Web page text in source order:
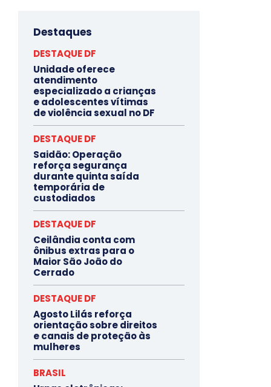
Destaques
DESTAQUE DF
Unidade oferece
atendimento
especializado a crianças
e adolescentes vítimas
de violência sexual no DF
DESTAQUE DF
Saidão: Operação
reforça segurança
durante quinta saída
temporária de
custodiados
DESTAQUE DF
Ceilândia conta com
ônibus extras para o
Maior São João do
Cerrado
DESTAQUE DF
Agosto Lilás reforça
orientação sobre direitos
e canais de proteção às
mulheres
BRASIL